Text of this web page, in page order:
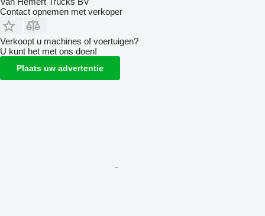
Contact opnemen met verkoper
Verkoopt u machines of voertuigen?
U kunt het met ons doen!
Plaats uw advertentie